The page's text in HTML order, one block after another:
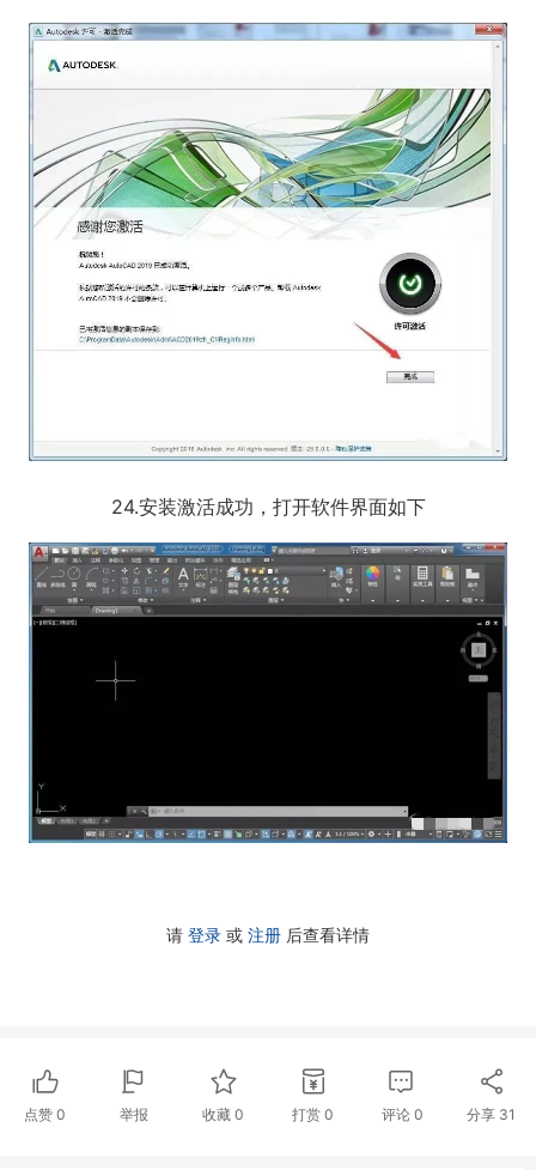
24.安装激活成功，打开软件界面如下
请 登录 或 注册 后查看详情
点赞 0 举报 收藏0 打赏 0 评论 0 分享 31